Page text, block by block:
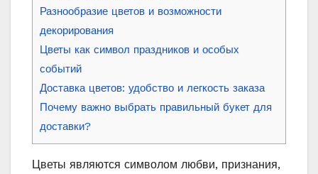
Разнообразие цветов и возможности
декорирования
Цветы как символ праздников и особых
событий
Доставка цветов: удобство и легкость заказа
Почему важно выбрать правильный букет для
доставки?
Цветы являются символом любви, признания,